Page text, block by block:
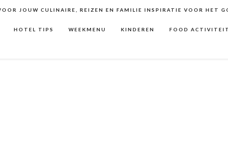
JOUW CULINAIRE, REIZEN EN FAMILIE INSPIRATIE VOOR HET
HOTEL TIPS WEEKMENU KINDEREN FOOD